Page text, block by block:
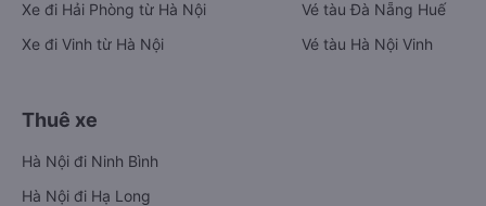
Xe đi Hải Phòng từ Hà Nội
Xe đi Vinh từ Hà Nội
Vé tàu Đà Nẵng Huế
Vé tàu Hà Nội Vinh
Thuê xe
Hà Nội đi Ninh Bình
Hà Nội đi Hạ Long